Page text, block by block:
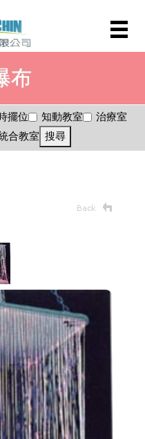
布
擺位 知動教室
治療室
合教室 搜尋